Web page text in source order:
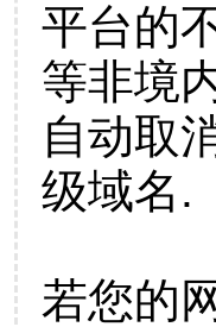
平台的
等非境
自动取
级域名.
若您的